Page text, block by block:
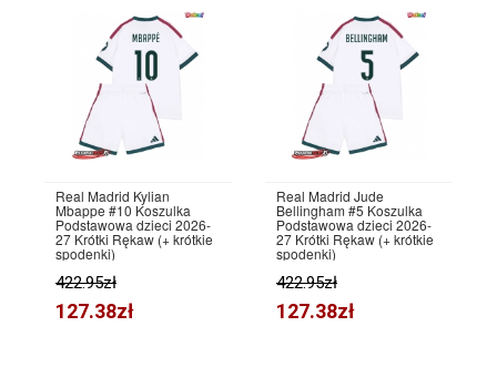
Real Madrid Kylian
Mbappe #10 Koszulka
Podstawowa dzieci 2026-
27 Krótki Rękaw (+ krótkie
spodenki)
422.95zł
127.38zł
Real Madrid Jude
Bellingham #5 Koszulka
Podstawowa dzieci 2026-
27 Krótki Rękaw (+ krótkie
spodenki)
422.95zł
127.38zł